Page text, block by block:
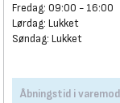
Fredag: 09:00 - 16:00
Lørdag: Lukket
Søndag: Lukket
Åbningstid i